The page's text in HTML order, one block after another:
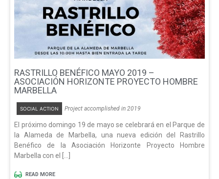
RASTRILLO BENÉFICO MAYO 2019 –
ASOCIACIÓN HORIZONTE PROYECTO HOMBRE
MARBELLA
SOCIAL ACTION Project accomplished in 2019
El próximo domingo 19 de mayo se celebrará en el Parque de
la Alameda de Marbella, una nueva edición del Rastrillo
Benéfico de la Asociación Horizonte Proyecto Hombre
Marbella con el […]
READ MORE